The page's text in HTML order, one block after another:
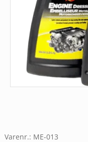
Varenr.: ME-013